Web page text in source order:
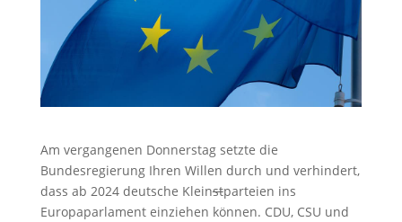
Am vergangenen Donnerstag setzte die
Bundesregierung Ihren Willen durch und verhindert,
dass ab 2024 deutsche Kleinstparteien ins
Europaparlament einziehen können. CDU, CSU und